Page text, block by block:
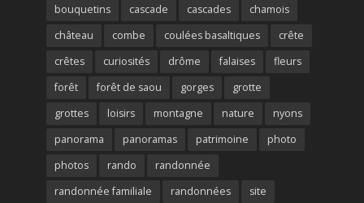
bouquetins
cascade cascades
chamois
château
combe coulées basaltiques
crête
crêtes
curiosités drôme falaises
fleurs
forêt
forêt de saou gorges
grotte
grottes
loisirs montagne nature
nyons
panorama
panoramas patrimoine
photo
photos
rando
randonnée
randonnée familiale
randonnées
site